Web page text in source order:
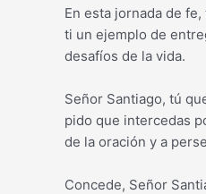
En esta jornada de
ti un ejemplo de
desafíos de la vida.
Señor Santiago, tú
pido que intercedas
de la oración y a
Concede, Señor